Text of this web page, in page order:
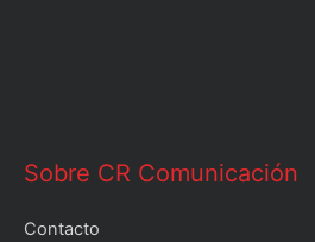
Sobre CR Comunicación
Contacto